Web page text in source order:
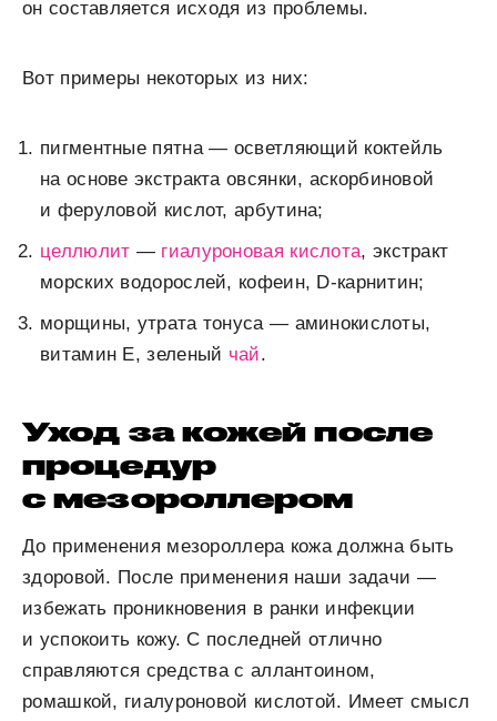
он составляется исходя из проблемы.
Вот примеры некоторых из них:
пигментные пятна — осветляющий коктейль
на основе экстракта овсянки, аскорбиновой
и феруловой кислот, арбутина;
целлюлит — гиалуроновая кислота, экстракт
морских водорослей, кофеин, D-карнитин;
морщины, утрата тонуса — аминокислоты,
витамин Е, зеленый чай.
Уход за кожей после
процедур
с мезороллером
До применения мезороллера кожа должна быть
здоровой. После применения наши задачи —
избежать проникновения в ранки инфекции
и успокоить кожу. С последней отлично
справляются средства с аллантоином,
ромашкой, гиалуроновой кислотой. Имеет смысл